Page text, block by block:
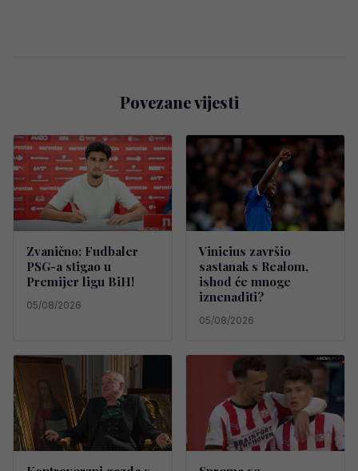
Povezane vijesti
Zvanično: Fudbaler
PSG-a stigao u
Premijer ligu BiH!
05/08/2026
Vinicius završio
sastanak s Realom,
ishod će mnoge
iznenaditi?
05/08/2026